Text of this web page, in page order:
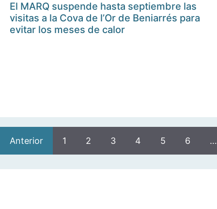
El MARQ suspende hasta septiembre las
visitas a la Cova de l’Or de Beniarrés para
evitar los meses de calor
Anterior 1 2 3 4 5 6 …